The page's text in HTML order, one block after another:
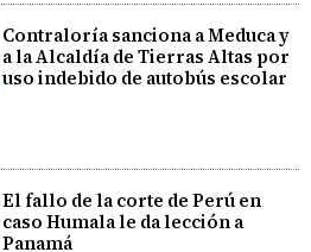
Contraloría sanciona a Meduca y
a la Alcaldía de Tierras Altas por
uso indebido de autobús escolar
El fallo de la corte de Perú en
caso Humala le da lección a
Panamá